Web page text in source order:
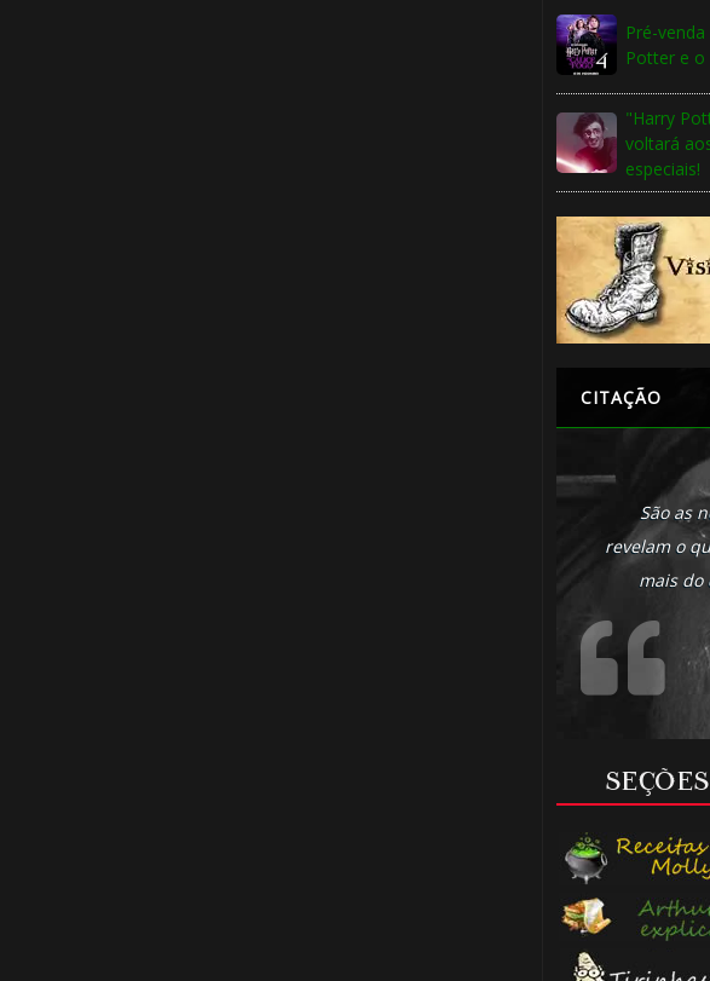
Pré-
Potter e o
"Harry
voltará
especiais!
CITAÇÃO
São as
revelam o
mais do